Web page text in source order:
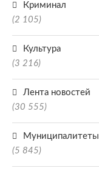
Криминал
(2 105)
Культура
(3 216)
Лента новостей
(30 555)
Муниципалитеты
(5 845)